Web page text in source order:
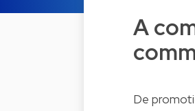
A
De